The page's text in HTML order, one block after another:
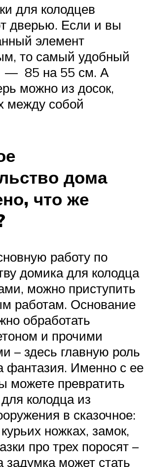
для колодцев
дверью. Если и вы
элемент
то самый удобный
— 85 на 55 см. А
можно из досок,
между собой
дома
что же
работу по
домика для колодца
можно приступить
работам. Основание
обработать
и прочими
– здесь главную роль
фантазия. Именно с ее
превратить
колодца из
в сказочное:
ножках, замок,
про трех поросят –
может стать